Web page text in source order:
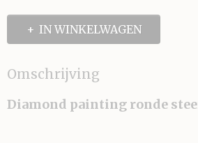
IN WINKELWAGEN
Omschrijving
Diamond painting ronde